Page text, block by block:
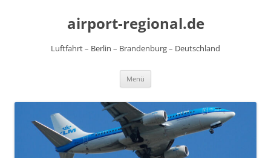
airport-regional.de
Luftfahrt – Berlin – Brandenburg – Deutschland
Menü